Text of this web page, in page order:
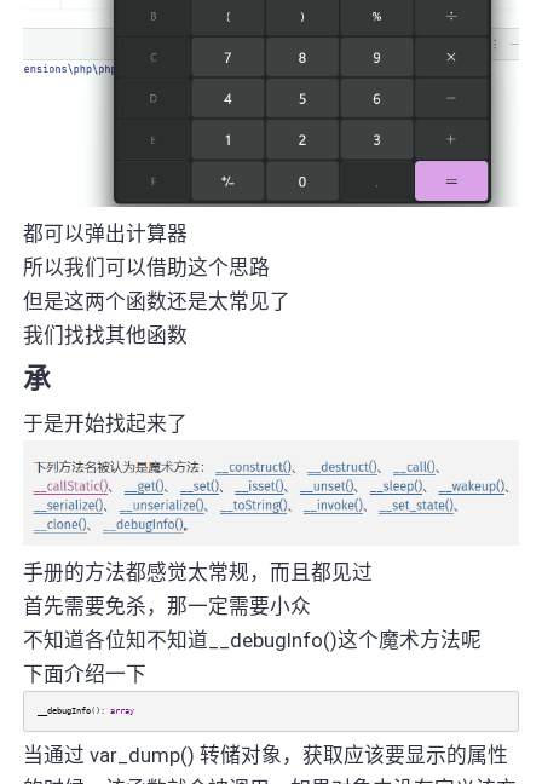
都可以弹出计算器
所以我们可以借助这个思路
但是这两个函数还是太常见了
我们找找其他函数
承
于是开始找起来了
手册的方法都感觉太常规，而且都见过
首先需要免杀，那一定需要小众
不知道各位知不知道__debugInfo()这个魔术方法呢
下面介绍一下
__debugInfo(): array
当通过 var_dump() 转储对象，获取应该要显示的属性